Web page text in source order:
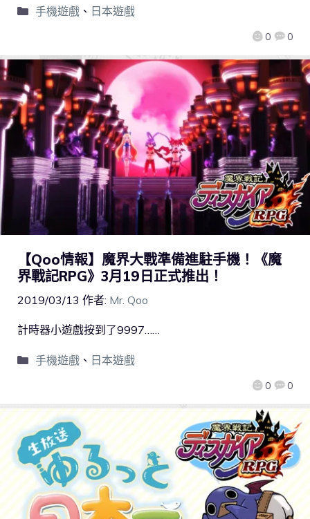
0 0
手機遊戲、 日本遊戲
【Qoo情報】魔界大戰準備進駐手機！《魔
界戰記RPG》3月19日正式推出！
2019/03/13 作者: Mr. Qoo
0 0
計時器小遊戲按到了9997……
手機遊戲、 日本遊戲